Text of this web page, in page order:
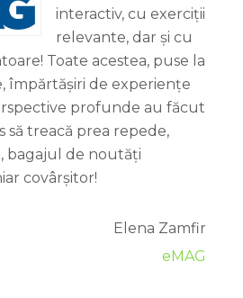
interactiv, cu exerciții
relevante, dar și cu
Toate acestea, puse la
împărtășiri de experiențe
profunde au făcut
să treacă prea repede,
bagajul de noutăți
covârșitor!
Elena Zamfir
eMAG